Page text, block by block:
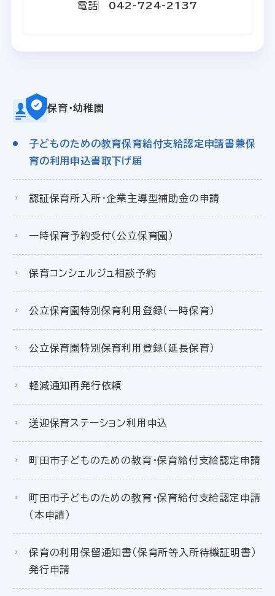
電話 042-724-2137
保育・幼稚園
子どものための教育保育給付支給認定申請書兼保
育の利用申込書取下げ届
認証保育所入所・企業主導型補助金の申請
一時保育予約受付（公立保育園）
保育コンシェルジュ相談予約
公立保育園特別保育利用登録（一時保育）
公立保育園特別保育利用登録（延長保育）
軽減通知再発行依頼
送迎保育ステーション利用申込
町田市子どものための教育・保育給付支給認定申請
町田市子どものための教育・保育給付支給認定申請
（本申請）
保育の利用保留通知書（保育所等入所待機証明書）
発行申請